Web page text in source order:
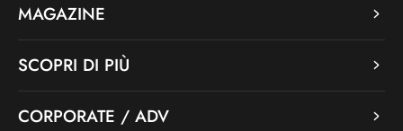
MAGAZINE
SCOPRI DI PIÙ
CORPORATE / ADV